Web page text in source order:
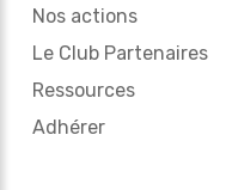
Nos actions
Le Club Partenaires
Ressources
Adhérer